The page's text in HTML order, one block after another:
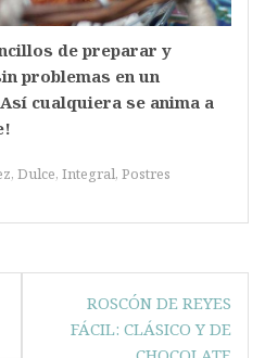
de preparar y
problemas en un
cualquiera se anima a
, Dulce, Integral, Postres
ROSCÓN DE REYES
FÁCIL: CLÁSICO Y DE